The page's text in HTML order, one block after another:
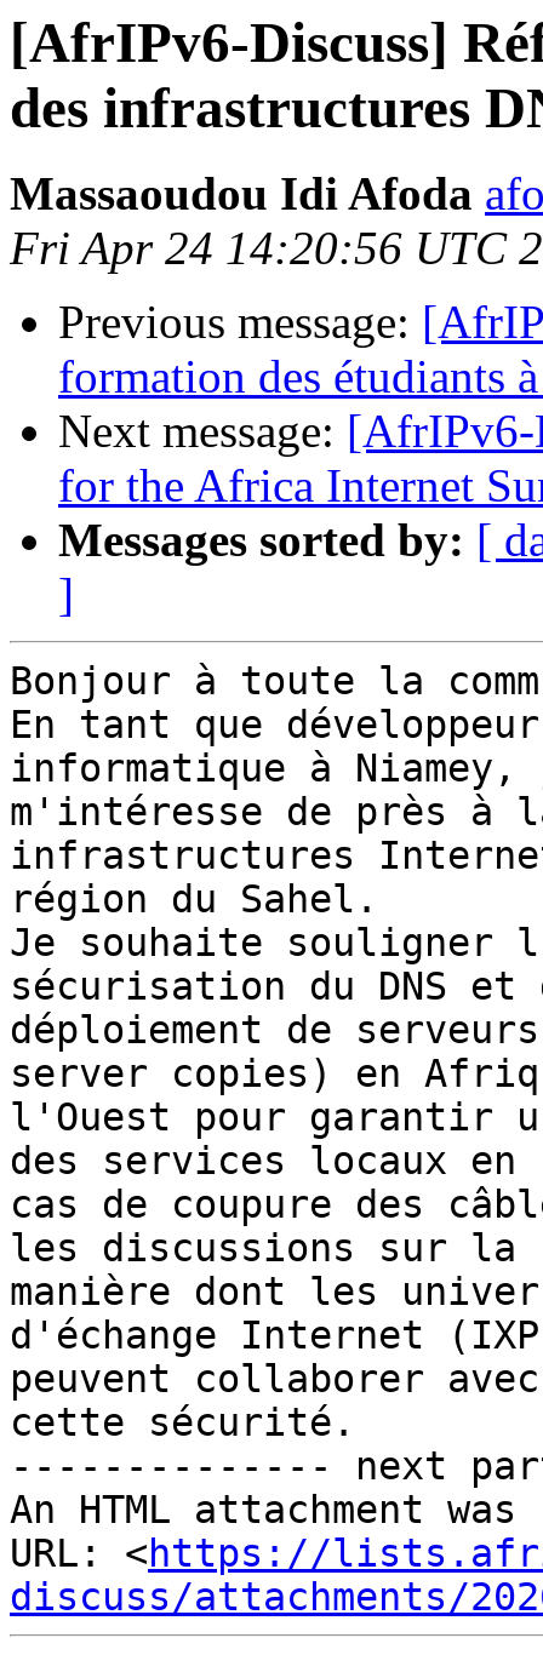
[AfrIPv6-Discuss]
des infrastructures
Massaoudou Idi Afoda
Fri Apr 24 14:20:56 UTC
Previous message:
formation des étudiants
Next message: [AfrIPv6-
for the Africa Internet
Messages sorted by: [
]
Bonjour à toute la
En tant que
informatique à Niamey,
m'intéresse de près à
infrastructures
région du Sahel.
Je souhaite souligner
sécurisation du DNS et
déploiement de
server copies) en
l'Ouest pour garantir
des services locaux en
cas de coupure des
les discussions sur la
manière dont les
d'échange Internet
peuvent collaborer
cette sécurité.
-------------- next
An HTML attachment
URL: <https://
discuss/attachments/